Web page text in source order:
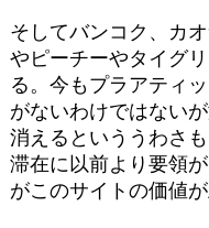
そしてバンコク、カ
やピーチーやタイグ
る。今もプラアティ
がないわけではない
消えるといううわさ
滞在に以前より要領
がこのサイトの価値